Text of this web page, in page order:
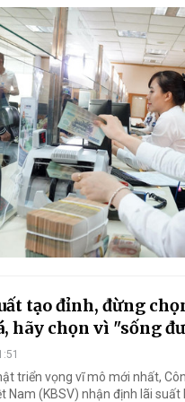
tạo đỉnh, đừng
hãy chọn vì "sống
triển vọng vĩ mô mới nhất,
Nam (KBSV) nhận định lãi